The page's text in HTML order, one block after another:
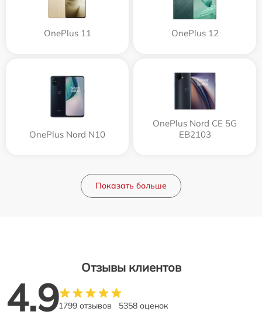
OnePlus 11 OnePlus 12
OnePlus Nord N10
OnePlus Nord CE 5G
EB2103
Показать больше
Отзывы клиентов
4.91799 отзывов 5358 оценок